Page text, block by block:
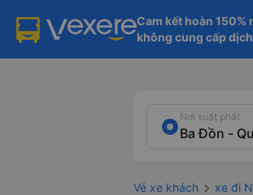
Cam kết hoàn 150%
không cung cấp
Nơi xuất phát
Vé xe khách xe đi